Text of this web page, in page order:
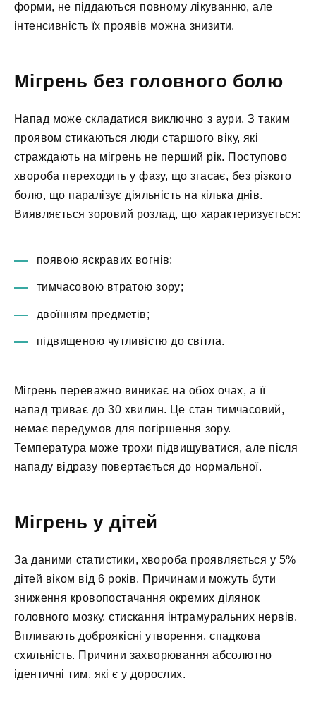
форми, не піддаються повному лікуванню, але
інтенсивність їх проявів можна знизити.
Мігрень без головного болю
Напад може складатися виключно з аури. З таким
проявом стикаються люди старшого віку, які
страждають на мігрень не перший рік. Поступово
хвороба переходить у фазу, що згасає, без різкого
болю, що паралізує діяльність на кілька днів.
Виявляється зоровий розлад, що характеризується:
появою яскравих вогнів;
тимчасовою втратою зору;
двоїнням предметів;
підвищеною чутливістю до світла.
Мігрень переважно виникає на обох очах, а її
напад триває до 30 хвилин. Це стан тимчасовий,
немає передумов для погіршення зору.
Температура може трохи підвищуватися, але після
нападу відразу повертається до нормальної.
Мігрень у дітей
За даними статистики, хвороба проявляється у 5%
дітей віком від 6 років. Причинами можуть бути
зниження кровопостачання окремих ділянок
головного мозку, стискання інтрамуральних нервів.
Впливають доброякісні утворення, спадкова
схильність. Причини захворювання абсолютно
ідентичні тим, які є у дорослих.